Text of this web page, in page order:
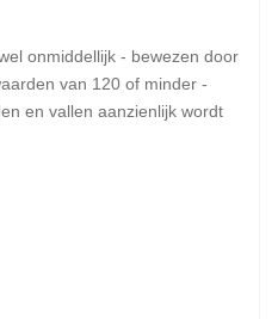
onmiddellijk - bewezen door
van 120 of minder -
en vallen aanzienlijk wordt